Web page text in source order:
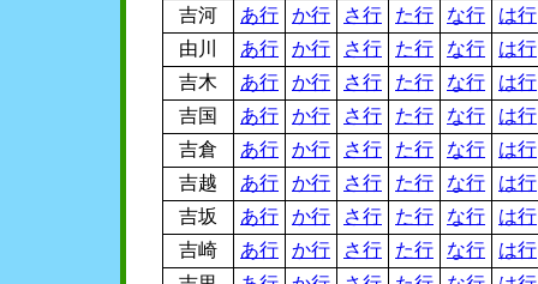
吉河
あ行 か行 さ行 た行 な行
は行
由川
あ行 か行 さ行 た行 な行
は行
吉木
あ行 か行 さ行 た行 な行
は行
吉国
あ行 か行 さ行 た行 な行
は行
吉倉
あ行 か行 さ行 た行 な行
は行
吉越
あ行 か行 さ行 た行 な行
は行
吉坂
あ行 か行 さ行 た行 な行
は行
吉崎
あ行 か行 さ行 た行 な行
は行